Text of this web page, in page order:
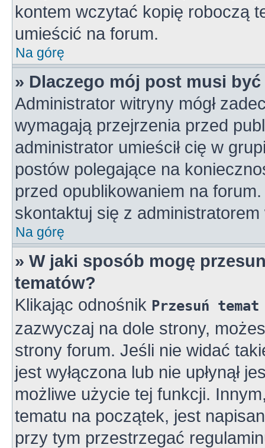
kontem wczytać kopię roboczą
umieścić na forum.
Na górę
» Dlaczego mój post musi
Administrator witryny mógł
wymagają przejrzenia przed
administrator umieścił cię w
postów polegające na
przed opublikowaniem na
skontaktuj się z administratorem
Na górę
» W jaki sposób mogę
tematów?
Klikając odnośnik Przesuń
zazwyczaj na dole strony,
strony forum. Jeśli nie widać
jest wyłączona lub nie upłynął
możliwe użycie tej funkcji.
tematu na początek, jest
przy tym przestrzegać